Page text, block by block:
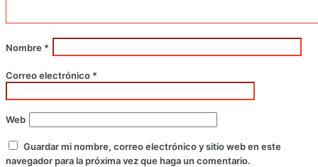
Nombre *
Correo electrónico *
Web
Guardar mi nombre, correo electrónico y sitio web en este
navegador para la próxima vez que haga un comentario.